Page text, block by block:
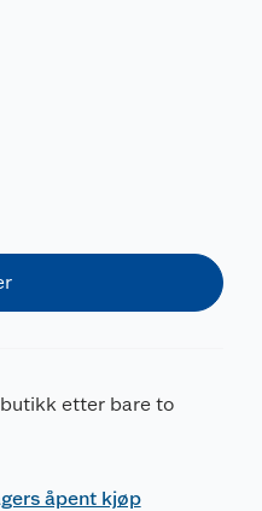
etter bare to
åpent kjøp